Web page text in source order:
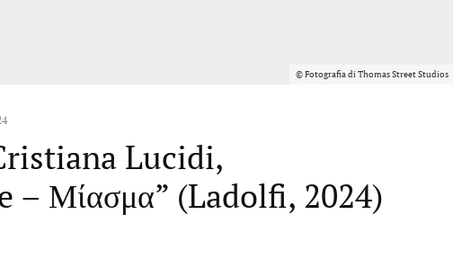
© Fotografia di Thomas Street Studios
Lucidi,
– Μίασμα” (Ladolfi, 2024)